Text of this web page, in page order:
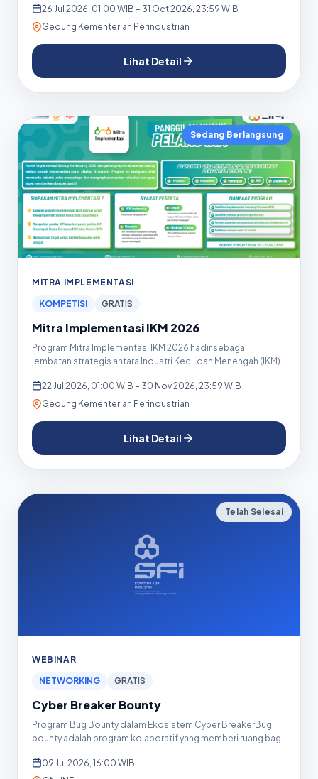
26 Jul 2026, 01:00 WIB – 31 Oct 2026, 23:59 WIB
Gedung Kementerian Perindustrian
Lihat Detail
Sedang Berlangsung
MITRA IMPLEMENTASI
KOMPETISI
GRATIS
Mitra Implementasi IKM 2026
Program Mitra Implementasi IKM 2026 hadir sebagai
jembatan strategis antara Industri Kecil dan Menengah (IKM)
22 Jul 2026, 01:00 WIB – 30 Nov 2026, 23:59 WIB
Gedung Kementerian Perindustrian
Lihat Detail
Telah Selesai
WEBINAR
NETWORKING
GRATIS
Cyber Breaker Bounty
Program Bug Bounty dalam Ekosistem Cyber BreakerBug
bounty adalah program kolaboratif yang memberi ruang bagi
09 Jul 2026, 16:00 WIB